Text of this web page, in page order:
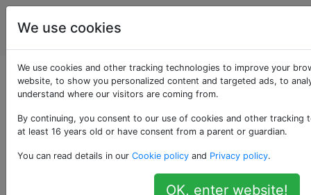
Utilisateurs
d'ordinateur
Questions marquées
«windows-10»
Pour les questions spécifiques à Windows 10. Utilisez
We use cookies
We use cookies and other tracking technologies to improve your
website, to show you personalized content and targeted ads, to
understand where our visitors are coming from.
By continuing, you consent to our use of cookies and other tracking
at least 16 years old or have consent from a parent or guardian.
You can read details in our Cookie policy and Privacy policy.
OK, enter website!